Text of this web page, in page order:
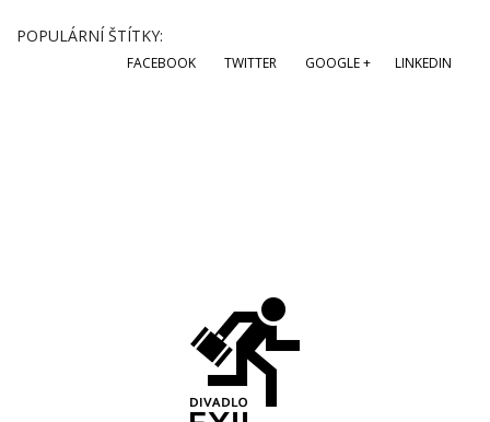
POPULÁRNÍ ŠTÍTKY:
FACEBOOK TWITTER GOOGLE + LINKEDIN